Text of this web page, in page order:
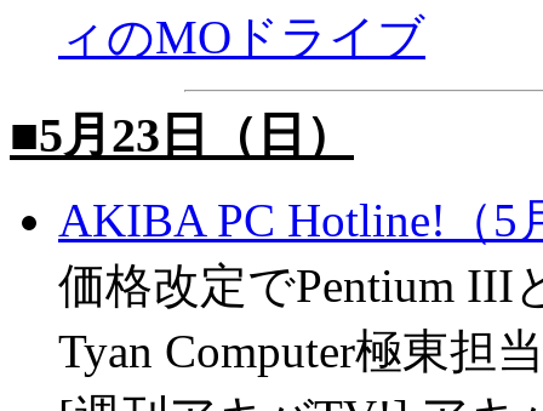
ィのMOドライブ
■5月23日（日）
AKIBA PC Hotline!（5
価格改定でPentium
Tyan Computer極東担